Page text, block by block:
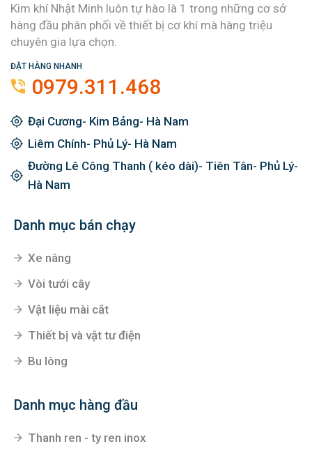
Kim khí Nhật Minh luôn tự hào là 1 trong những cơ sở
hàng đầu phân phối về thiết bị cơ khí mà hàng triệu
chuyên gia lựa chọn.
ĐẶT HÀNG NHANH
0979.311.468
Đại Cương- Kim Bảng- Hà Nam
Liêm Chính- Phủ Lý- Hà Nam
Đường Lê Công Thanh ( kéo dài)- Tiên Tân- Phủ Lý-
Hà Nam
Danh mục bán chạy
Xe nâng
Vòi tưới cây
Vật liệu mài cắt
Thiết bị và vật tư điện
Bu lông
Danh mục hàng đầu
Thanh ren - ty ren inox